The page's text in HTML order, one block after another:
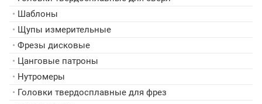
• Шаблоны
• Щупы измерительные
• Фрезы дисковые
• Цанговые патроны
• Нутромеры
• Головки твердосплавные для фрез